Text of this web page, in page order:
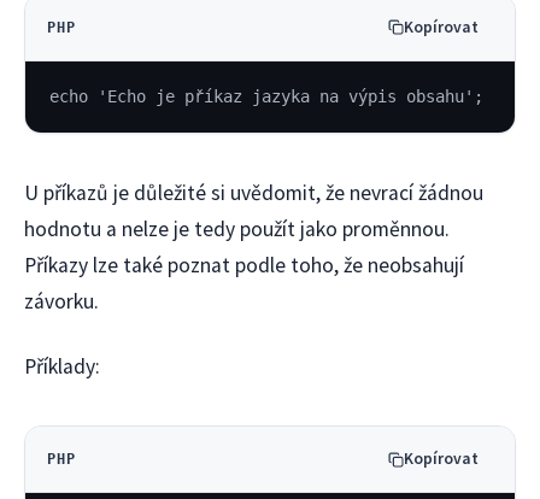
PHP Kopírovat
echo 'Echo je příkaz jazyka na výpis obsahu';
U příkazů je důležité si uvědomit, že nevrací žádnou
hodnotu a nelze je tedy použít jako proměnnou.
Příkazy lze také poznat podle toho, že neobsahují
závorku.
Příklady:
PHP Kopírovat